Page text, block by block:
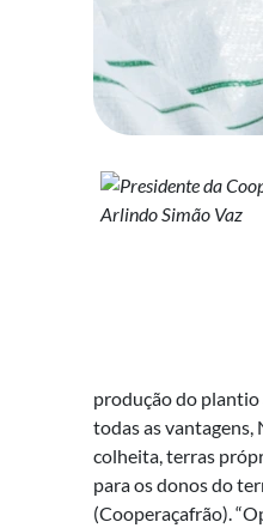
produção do plantio
todas as vantagens,
colheita, terras
para os donos do
(Cooperaçafrão).